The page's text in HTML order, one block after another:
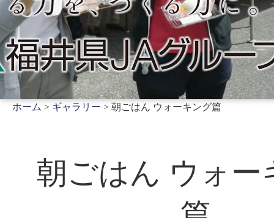
ホーム > ギャラリー > 朝ごはん ウォーキング篇
朝ごはん ウォー